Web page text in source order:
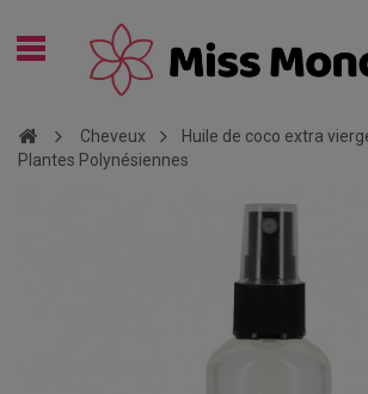
Cheveux
Huile de coco extra
Plantes Polynésiennes